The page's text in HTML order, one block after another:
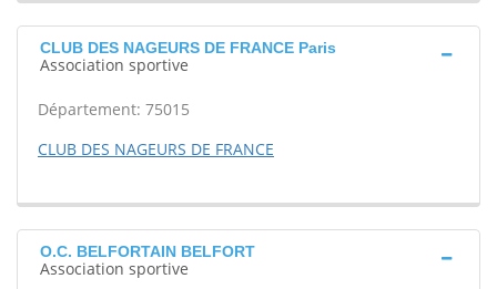
CLUB DES NAGEURS DE FRANCE Paris
Association sportive
Département: 75015
CLUB DES NAGEURS DE FRANCE
O.C. BELFORTAIN BELFORT
Association sportive